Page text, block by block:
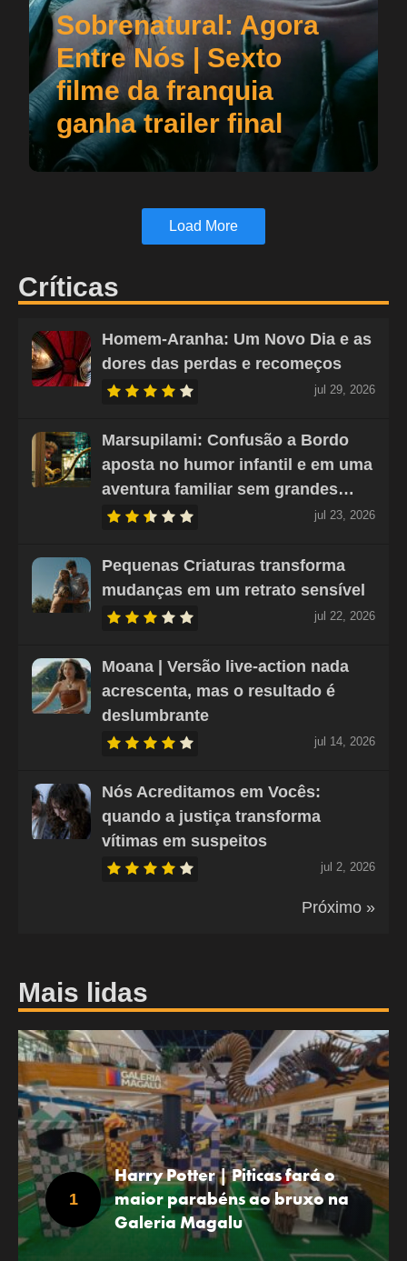
Sobrenatural: Agora
Entre Nós | Sexto
filme da franquia
ganha trailer final
Load More
Críticas
Homem-Aranha: Um Novo Dia e as
dores das perdas e recomeços
jul 29, 2026
Marsupilami: Confusão a Bordo
aposta no humor infantil e em uma
aventura familiar sem grandes…
jul 23, 2026
Pequenas Criaturas transforma
mudanças em um retrato sensível
jul 22, 2026
Moana | Versão live-action nada
acrescenta, mas o resultado é
deslumbrante
jul 14, 2026
Nós Acreditamos em Vocês:
quando a justiça transforma
vítimas em suspeitos
jul 2, 2026
Próximo »
Mais lidas
Harry Potter | Piticas fará o
maior parabéns ao bruxo na
Galeria Magalu